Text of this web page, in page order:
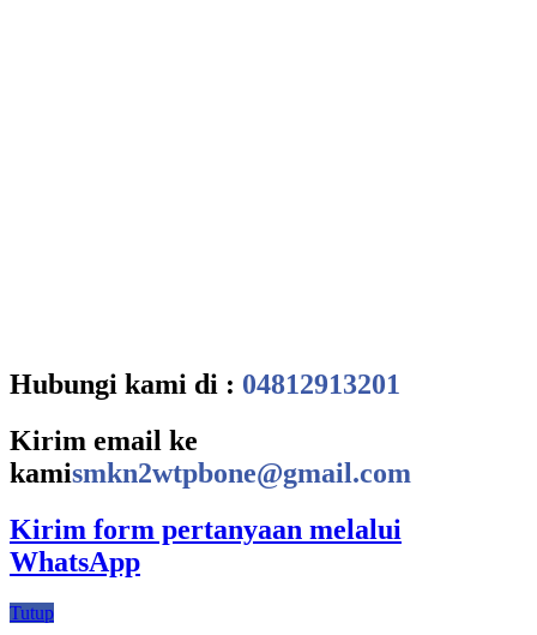
Hubungi kami di : 04812913201
Kirim email ke
kamismkn2wtpbone@gmail.com
Kirim form pertanyaan melalui
WhatsApp
Tutup